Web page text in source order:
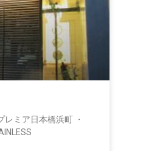
ミア日本橋浜町 ・